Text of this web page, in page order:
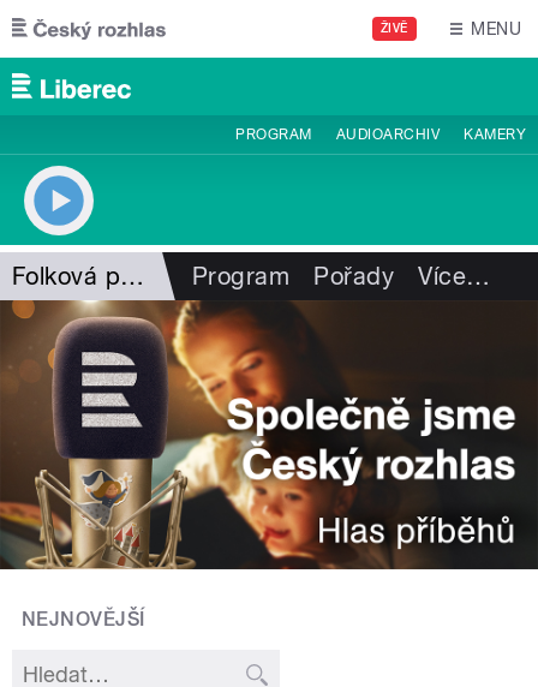
Přejít k hlavnímu obsahu
ŽIVĚ MENU
PROGRAM AUDIOARCHIV KAMERY
Folková pohlazení Program Pořady Více…
NEJNOVĚJŠÍ